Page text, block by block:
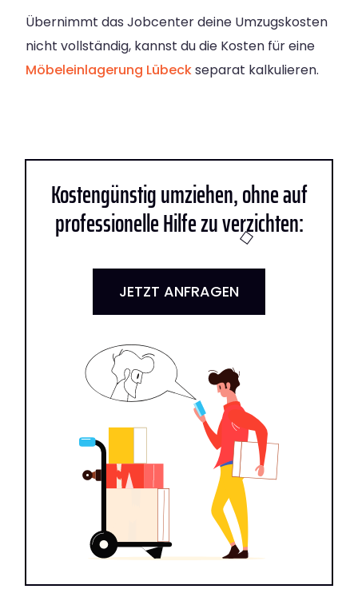
Übernimmt das Jobcenter deine Umzugskosten
nicht vollständig, kannst du die Kosten für eine
Möbeleinlagerung Lübeckseparat kalkulieren.
Kostengünstig umziehen, ohne auf
professionelle Hilfe zu verzichten:
JETZT ANFRAGEN